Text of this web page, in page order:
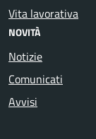
Vita lavorativa
NOVITÀ
Notizie
Comunicati
Avvisi